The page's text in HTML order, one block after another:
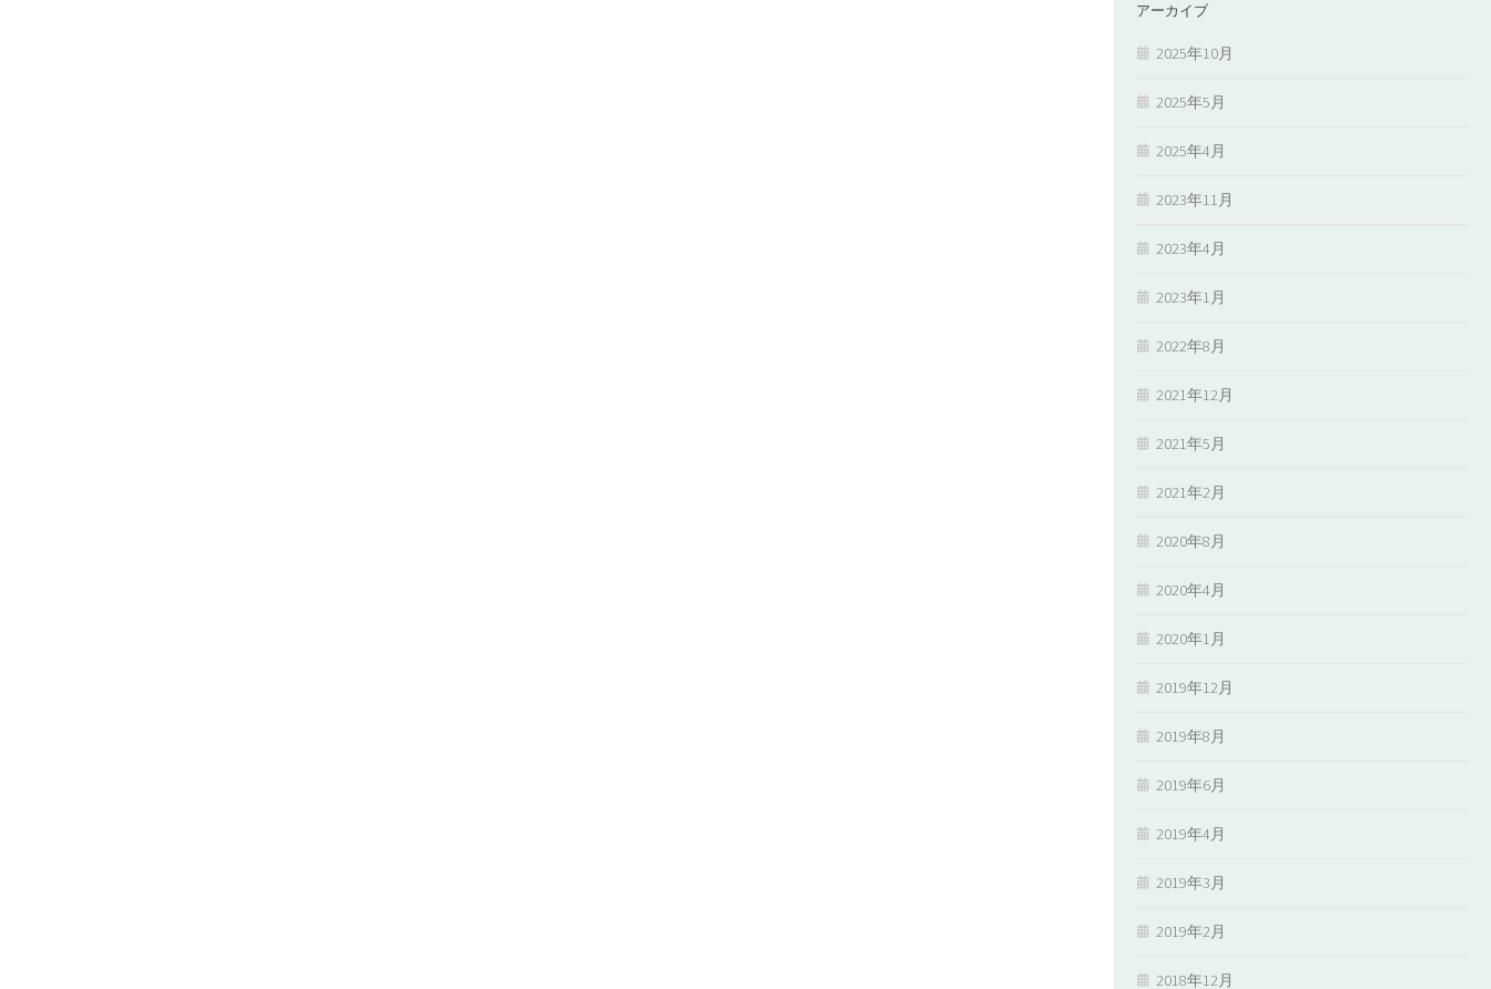
アーカイブ
2025年10月
2025年5月
2025年4月
2023年11月
2023年4月
2023年1月
2022年8月
2021年12月
2021年5月
2021年2月
2020年8月
2020年4月
2020年1月
2019年12月
2019年8月
2019年6月
2019年4月
2019年3月
2019年2月
2018年12月